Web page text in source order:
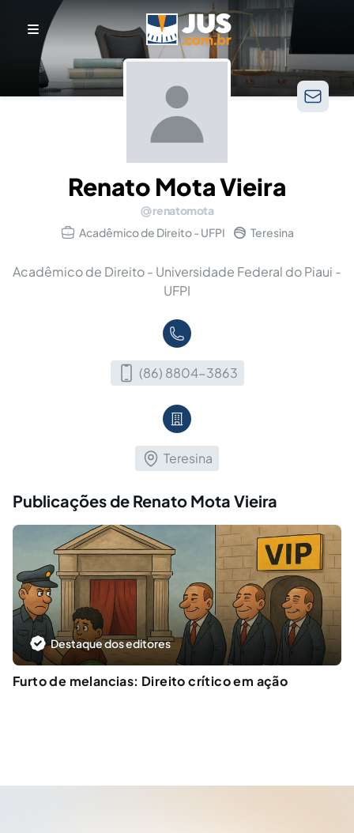
Renato Mota Vieira
renatomota
Acadêmico de Direito - UFPI
Teresina
Acadêmico de Direito - Universidade Federal do Piaui -
UFPI
(86) 8804-3863
Teresina
Publicações de Renato Mota Vieira
Destaque dos editores
Furto de melancias: Direito crítico em ação